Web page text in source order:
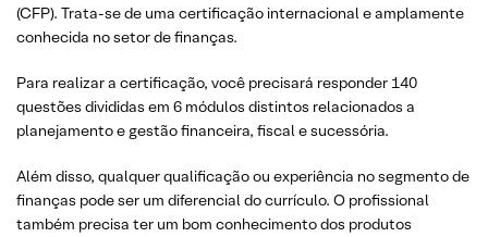
(CFP). Trata-se de uma certificação internacional e amplamente
conhecida no setor de finanças.
Para realizar a certificação, você precisará responder 140
questões divididas em 6 módulos distintos relacionados a
planejamento e gestão financeira, fiscal e sucessória.
Além disso, qualquer qualificação ou experiência no segmento de
finanças pode ser um diferencial do currículo. O profissional
também precisa ter um bom conhecimento dos produtos